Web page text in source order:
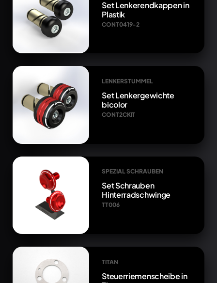
Set Lenkerendkappen in
Plastik
CONT0419-2
LENKERSTUMMEL
Set Lenkergewichte
bicolor
CONT2CKIT
SPEZIAL SCHRAUBEN
Set Schrauben
Hinterradschwinge
TT006
TITAN
Steuerriemenscheibe in